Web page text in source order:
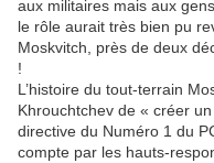
aux militaires mais aux
le rôle aurait très bien pu
Moskvitch, près de deux
!
L’histoire du tout-terrain
Khrouchtchev de « créer
directive du Numéro 1 du
compte par les hauts-